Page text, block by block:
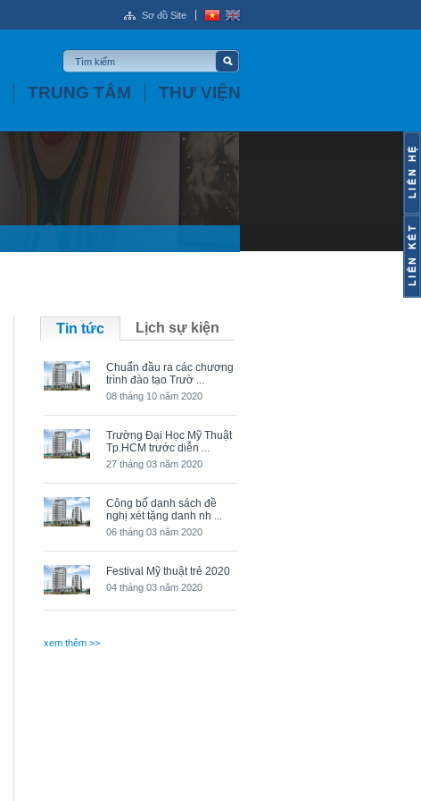
Sơ đồ Site
THƯ VIỆN
TRUNG TÂM
Tin tức Lịch sự kiện
Chuẩn đầu ra các chương
trình đào tạo Trườ ...
08 tháng 10 năm 2020
Trường Đại Học Mỹ Thuật
Tp.HCM trước diễn ...
27 tháng 03 năm 2020
Công bố danh sách đề
nghị xét tặng danh nh ...
06 tháng 03 năm 2020
Festival Mỹ thuật trẻ 2020
04 tháng 03 năm 2020
xem thêm >>